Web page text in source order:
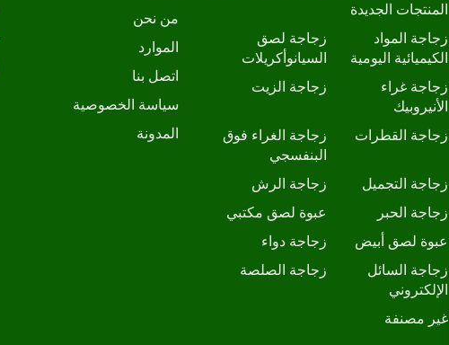
المنتجات الجديدة
زجاجة المواد
الكيميائية اليومية
زجاجة لصق
السيانوأكريلات
زجاجة غراء
الأنيروبيك
زجاجة الزيت
زجاجة القطرات
زجاجة الغراء فوق
البنفسجي
زجاجة التجميل
زجاجة الرش
زجاجة الحبر
عبوة لصق مكتبي
عبوة لصق أبيض
زجاجة دواء
زجاجة السائل
الإلكتروني
زجاجة الصلصة
غير مصنفة
من نحن
الموارد
اتصل بنا
سياسة الخصوصية
المدونة